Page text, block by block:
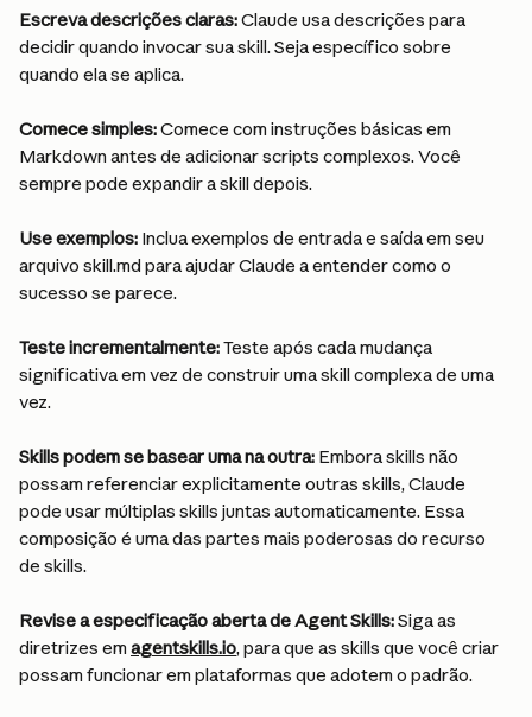
Escreva descrições claras: Claude usa descrições para
decidir quando invocar sua skill. Seja específico sobre
quando ela se aplica.
Comece simples: Comece com instruções básicas em
Markdown antes de adicionar scripts complexos. Você
sempre pode expandir a skill depois.
Use exemplos: Inclua exemplos de entrada e saída em seu
arquivo skill.md para ajudar Claude a entender como o
sucesso se parece.
Teste incrementalmente: Teste após cada mudança
significativa em vez de construir uma skill complexa de uma
vez.
Skills podem se basear uma na outra: Embora skills não
possam referenciar explicitamente outras skills, Claude
pode usar múltiplas skills juntas automaticamente. Essa
composição é uma das partes mais poderosas do recurso
de skills.
Revise a especificação aberta de Agent Skills: Siga as
diretrizes em agentskills.io, para que as skills que você criar
possam funcionar em plataformas que adotem o padrão.